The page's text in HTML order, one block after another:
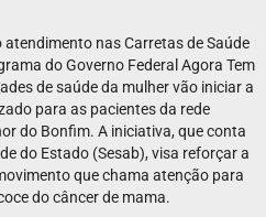
nas Carretas de Saúde
do Governo Federal Agora Tem
de saúde da mulher vão iniciar a
para as pacientes da rede
do Bonfim. A iniciativa, que conta
do Estado (Sesab), visa reforçar a
que chama atenção para
do câncer de mama.